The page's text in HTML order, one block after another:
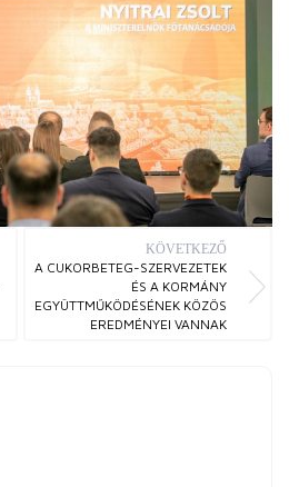
KÖVETKEZŐ
A CUKORBETEG-SZERVEZETEK
ÉS A KORMÁNY
EGYÜTTMŰKÖDÉSÉNEK KÖZÖS
EREDMÉNYEI VANNAK